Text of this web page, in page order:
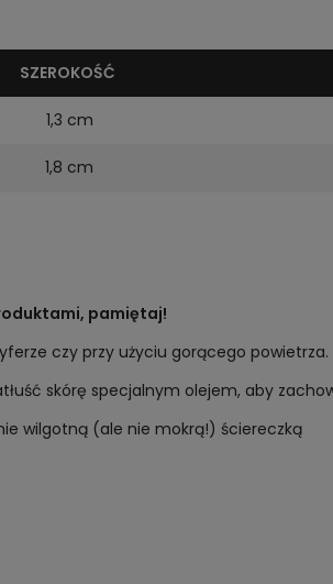
SZEROKOŚĆ
1,3 cm
1,8 cm
pamiętaj!
czy przy użyciu gorącego
skórę specjalnym olejem, aby
wilgotną (ale nie mokrą!) ściereczką